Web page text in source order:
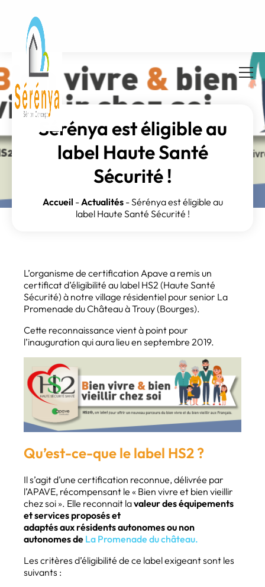
Sérénya est éligible au
label Haute Santé
Sécurité !
Accueil -Actualités-Sérénya est éligible au
label Haute Santé Sécurité !
L’organisme de certification Apave a remis un
certificat d’éligibilité au label HS2 (Haute Santé
Sécurité) à notre village résidentiel pour senior La
Promenade du Château à Trouy (Bourges).
Cette reconnaissance vient à point pour
l’inauguration qui aura lieu en septembre 2019.
Qu’est-ce-que le label HS2 ?
Il s’agit d’une certification reconnue, délivrée par
l’APAVE, récompensant le « Bien vivre et bien vieillir
chez soi ». Elle reconnait lavaleur des équipements
et services proposés et
adaptés aux résidents autonomes ou non
autonomes de La Promenade du château.
Les critères d’éligibilité de ce label exigeant sont les
suivants :